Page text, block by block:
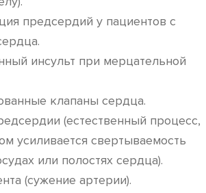
предсердий у пациентов с
инсульт при мерцательной
клапаны сердца.
(естественный процесс,
усиливается свертываемость
или полостях сердца).
(сужение артерии).